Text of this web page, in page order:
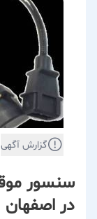
گزارش آگهی
در اصفهان